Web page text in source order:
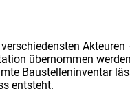
übernommen
Baustelleninventar
entsteht.